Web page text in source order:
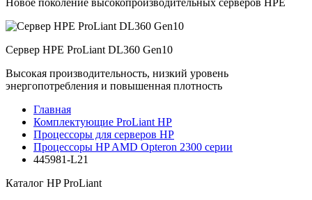
Новое поколение высокопроизводительных серверов HPE
Сервер HPE ProLiant DL360 Gen10
Высокая производительность, низкий уровень
энергопотребления и повышенная плотность
Главная
Комплектующие ProLiant HP
Процессоры для серверов HP
Процессоры HP AMD Opteron 2300 серии
445981-L21
Каталог HP ProLiant